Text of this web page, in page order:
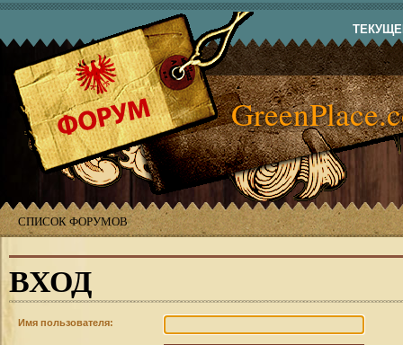
СПИСОК ФОРУМОВ
ВХОД
Имя пользователя: